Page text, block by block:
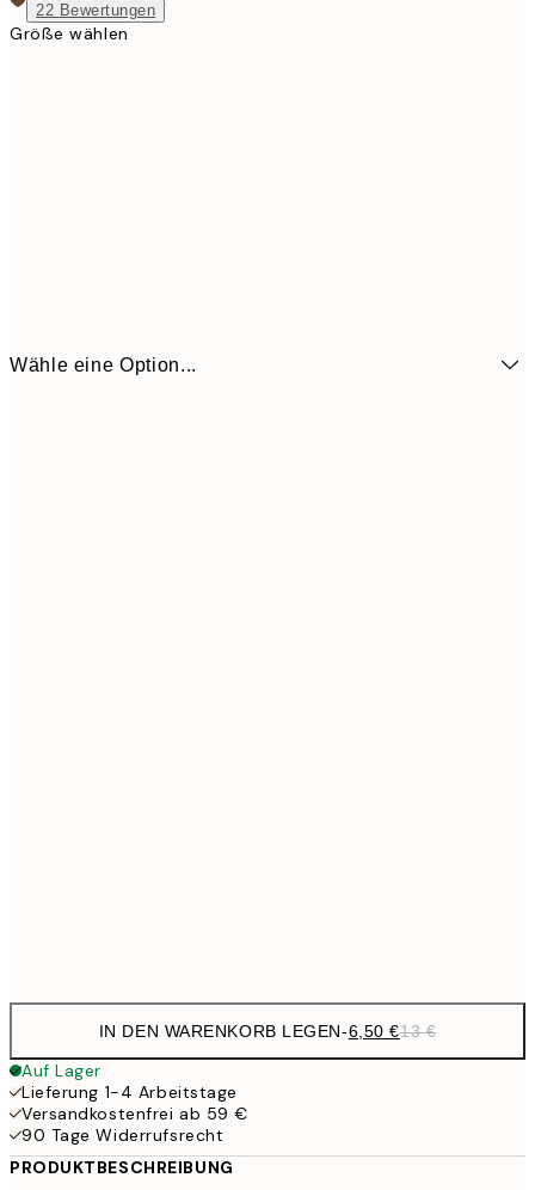
22 Bewertungen
Größe wählen
Wähle eine Option...
IN DEN WARENKORB LEGEN-6,50 €13 €
Auf Lager
Lieferung 1-4 Arbeitstage
Versandkostenfrei ab 59 €
90 Tage Widerrufsrecht
PRODUKTBESCHREIBUNG